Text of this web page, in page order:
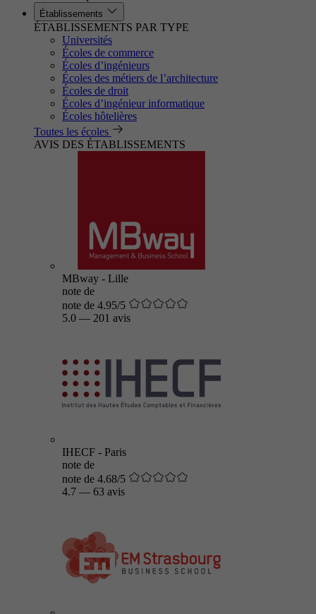
Établissements
ÉTABLISSEMENTS PAR TYPE
Universités
Écoles de commerce
Écoles d’ingénieurs
Écoles des métiers de l’architecture
Écoles de droit
Écoles d’ingénieur informatique
Écoles hôtelières
Toutes les écoles
AVIS DES ÉTABLISSEMENTS
MBway - Lille
note de
note de 4.95/5
5.0 — 201 avis
IHECF - Paris
note de
note de 4.68/5
4.7 — 63 avis